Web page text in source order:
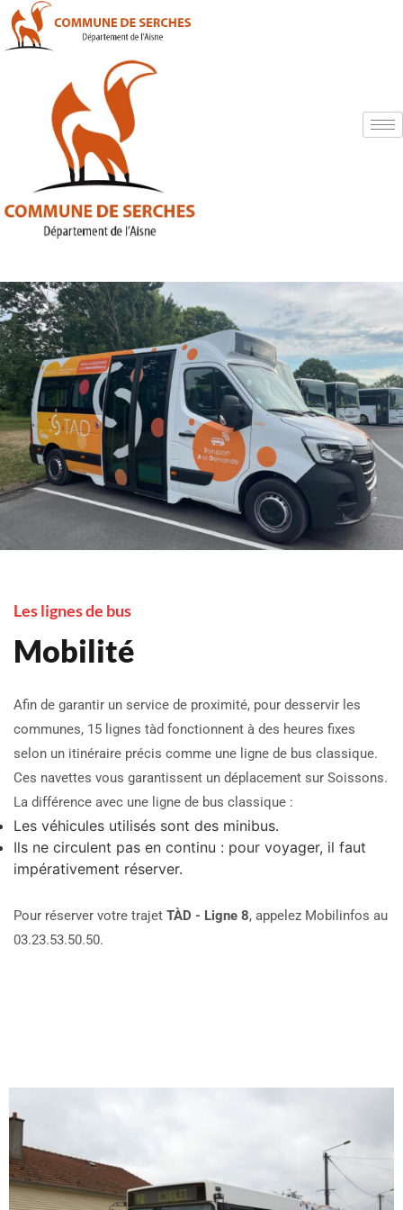
Les lignes de bus
Mobilité
Afin de garantir un service de proximité, pour desservir les
communes, 15 lignes tàd fonctionnent à des heures fixes
selon un itinéraire précis comme une ligne de bus classique.
Ces navettes vous garantissent un déplacement sur Soissons.
La différence avec une ligne de bus classique :
Les véhicules utilisés sont des minibus.
Ils ne circulent pas en continu : pour voyager, il faut
impérativement réserver.
Pour réserver votre trajet TÀD - Ligne 8, appelez Mobilinfos au
03.23.53.50.50.